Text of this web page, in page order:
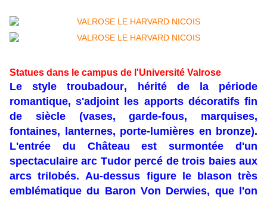
Statues dans le campus de l'Université Valrose
Le style troubadour, hérité de la période
romantique, s'adjoint les apports décoratifs fin
de siècle (vases, garde-fous, marquises,
fontaines, lanternes, porte-lumières en bronze).
L'entrée du Château est surmontée d'un
spectaculaire arc Tudor percé de trois baies aux
arcs trilobés. Au-dessus figure le blason très
emblématique du Baron Von Derwies, que l'on